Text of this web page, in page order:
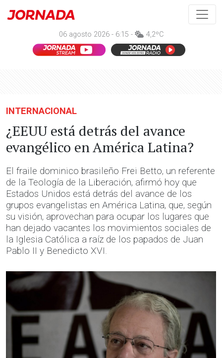
06 agosto 2026 - 6:15 - 4,2ºC
INTERNACIONAL
¿EEUU está detrás del avance
evangélico en América Latina?
El fraile dominico brasileño Frei Betto, un referente
de la Teología de la Liberación, afirmó hoy que
Estados Unidos está detrás del avance de los
grupos evangelistas en América Latina, que, según
su visión, aprovechan para ocupar los lugares que
han dejado vacantes los movimientos sociales de
la Iglesia Católica a raíz de los papados de Juan
Pablo II y Benedicto XVI.